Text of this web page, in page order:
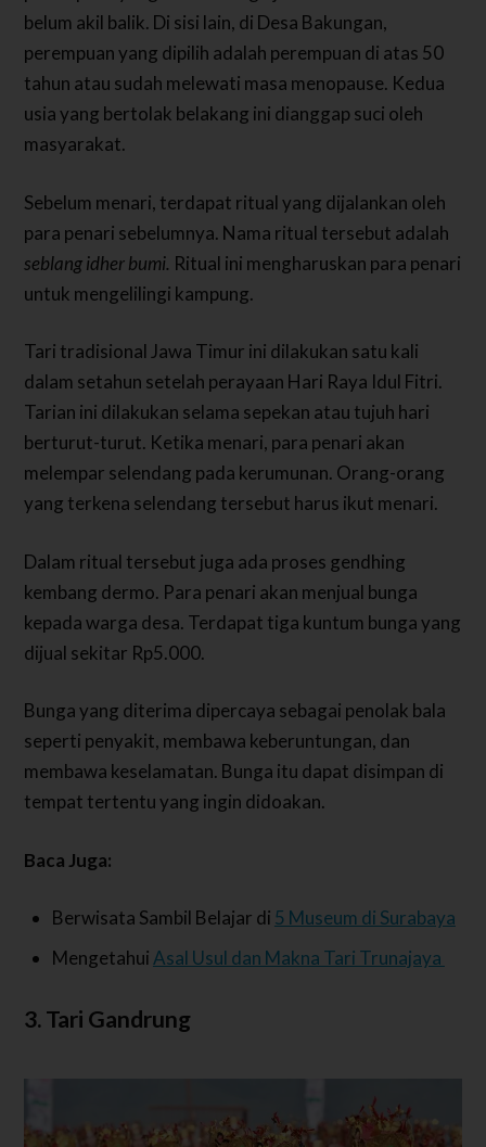
belum akil balik. Di sisi lain, di Desa Bakungan,
perempuan yang dipilih adalah perempuan di atas 50
tahun atau sudah melewati masa menopause. Kedua
usia yang bertolak belakang ini dianggap suci oleh
masyarakat.
Sebelum menari, terdapat ritual yang dijalankan oleh
para penari sebelumnya. Nama ritual tersebut adalah
seblang idher bumi. Ritual ini mengharuskan para penari
untuk mengelilingi kampung.
Tari tradisional Jawa Timur ini dilakukan satu kali
dalam setahun setelah perayaan Hari Raya Idul Fitri.
Tarian ini dilakukan selama sepekan atau tujuh hari
berturut-turut. Ketika menari, para penari akan
melempar selendang pada kerumunan. Orang-orang
yang terkena selendang tersebut harus ikut menari.
Dalam ritual tersebut juga ada proses gendhing
kembang dermo. Para penari akan menjual bunga
kepada warga desa. Terdapat tiga kuntum bunga yang
dijual sekitar Rp5.000.
Bunga yang diterima dipercaya sebagai penolak bala
seperti penyakit, membawa keberuntungan, dan
membawa keselamatan. Bunga itu dapat disimpan di
tempat tertentu yang ingin didoakan.
Baca Juga:
Berwisata Sambil Belajar di 5 Museum di Surabaya
Mengetahui Asal Usul dan Makna Tari Trunajaya
3. Tari Gandrung